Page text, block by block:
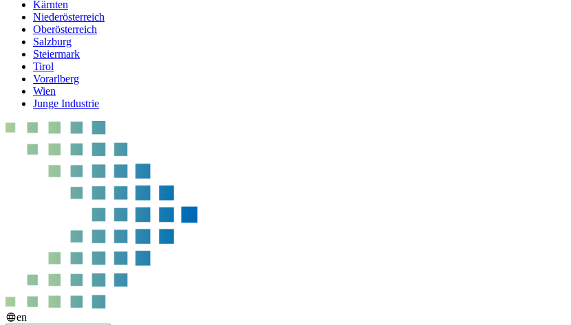
Kärnten
Niederösterreich
Oberösterreich
Salzburg
Steiermark
Tirol
Vorarlberg
Wien
Junge Industrie
en